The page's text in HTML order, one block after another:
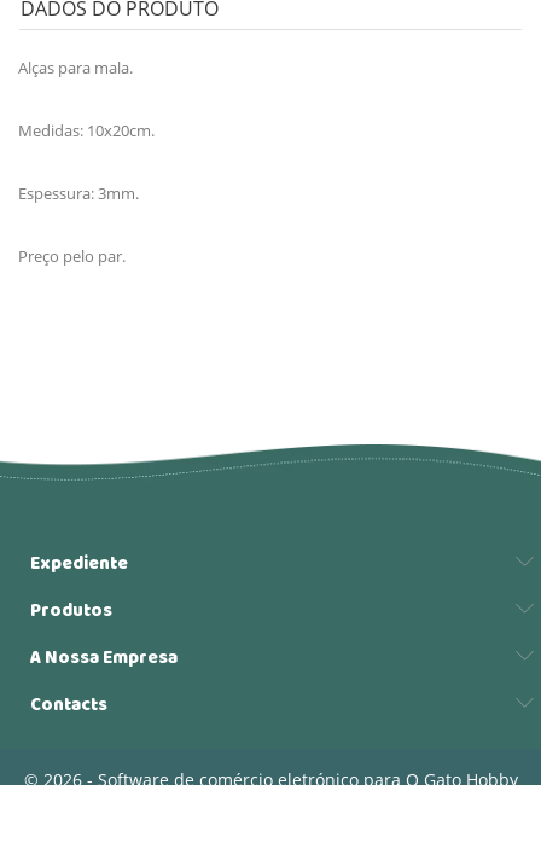
DADOS DO PRODUTO
Alças para mala.
Medidas: 10x20cm.
Espessura: 3mm.
Preço pelo par.
Expediente
Produtos
A Nossa Empresa
Contacts
© 2026 - Software de comércio eletrónico para O Gato Hobby